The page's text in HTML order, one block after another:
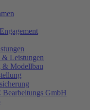
& Leistungen
& Modellbau
Bearbeitungs GmbH